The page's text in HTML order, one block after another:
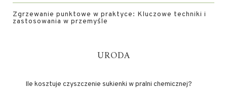
Zgrzewanie punktowe w praktyce: Kluczowe techniki i
zastosowania w przemyśle
URODA
Ile kosztuje czyszczenie sukienki w pralni chemicznej?